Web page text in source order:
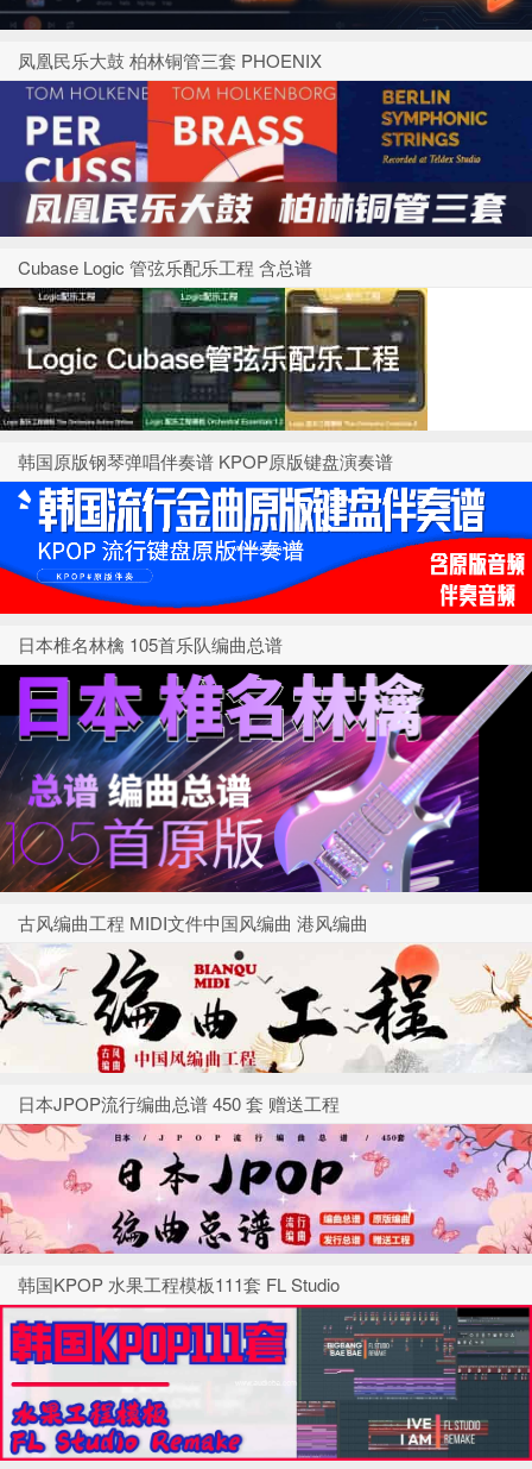
凤凰民乐大鼓 柏林铜管三套 PHOENIX
Cubase Logic 管弦乐配乐工程 含总谱
韩国原版钢琴弹唱伴奏谱 KPOP原版键盘演奏谱
日本椎名林檎 105首乐队编曲总谱
古风编曲工程 MIDI文件中国风编曲 港风编曲
日本JPOP流行编曲总谱 450 套 赠送工程
韩国KPOP 水果工程模板111套 FL Studio